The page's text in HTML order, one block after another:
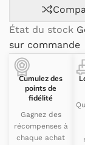
État du stock
sur commande
Cumulez des
points de
fidélité
Gagnez des
récompenses à
chaque achat